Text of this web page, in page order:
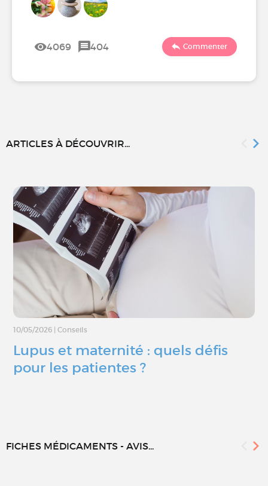
4069 404 Commenter
ARTICLES À DÉCOUVRIR...
10/05/2026 Conseils
Lupus et maternité : quels défis
pour les patientes ?
FICHES MÉDICAMENTS - AVIS...